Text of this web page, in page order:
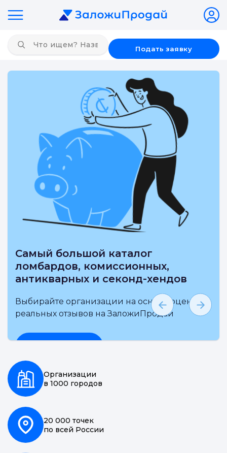
Подать заявку
Самый большой каталог
ломбардов, комиссионных,
антикварных и секонд-хендов
Выбирайте организации на основе оценки и
реальных отзывов на ЗаложиПродай
Организации
в 1000 городов
20 000 точек
по всей России